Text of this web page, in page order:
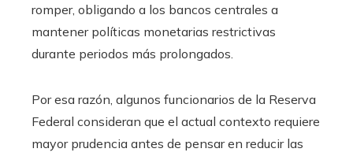
romper, obligando a los bancos centrales a
mantener políticas monetarias restrictivas
durante periodos más prolongados.
Por esa razón, algunos funcionarios de la Reserva
Federal consideran que el actual contexto requiere
mayor prudencia antes de pensar en reducir las